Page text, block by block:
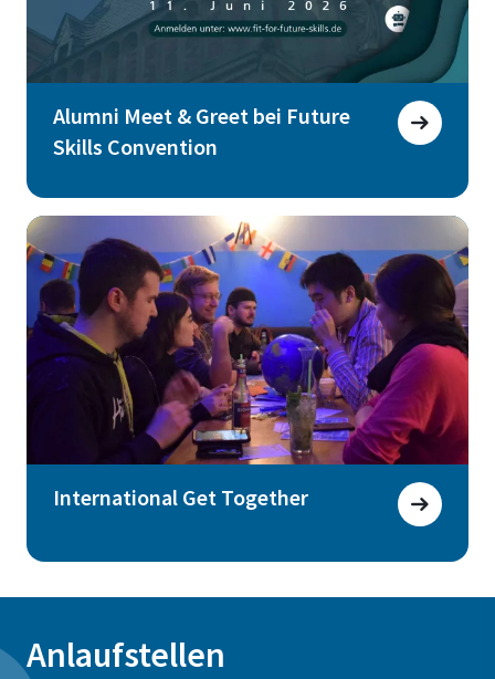
Alumni Meet & Greet bei Future
Skills Convention
International Get Together
Anlaufstellen